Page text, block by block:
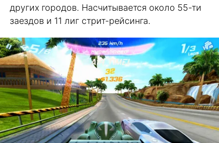
других городов. Насчитывается около 55-ти
заездов и 11 лиг стрит-рейсинга.